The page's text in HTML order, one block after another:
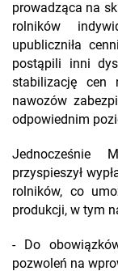
prowadząca na
rolników
upubliczniła
postąpili inni
stabilizację cen
nawozów
odpowiednim
Jednocześnie
przyspieszył
rolników, co
produkcji, w tym
- Do
pozwoleń na